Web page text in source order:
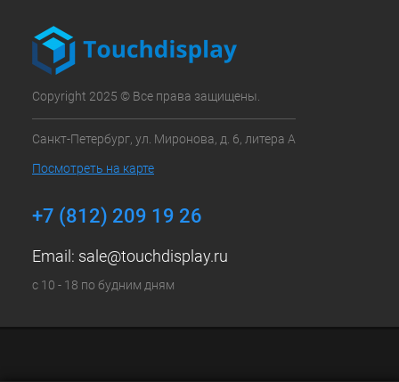
Copyright 2025 © Все права защищены.
Санкт-Петербург, ул. Миронова, д. 6, литера А
Посмотреть на карте
+7 (812) 209 19 26
Email: sale@touchdisplay.ru
с 10 - 18 по будним дням